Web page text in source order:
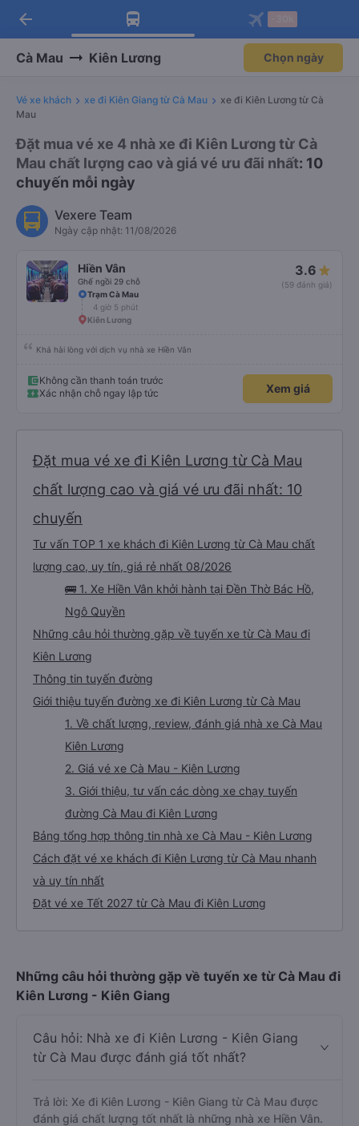
Tải app Vexere ngay!
Nhận ưu đãi thành viên độc
Mở app
Tải app Vexere
-30k/ghế khi đặt vé máy bay qua
Mở app
arrow_back
Cà Mau Kiên Lương Chọn ngày
Vé xe khách xe đi Kiên Giang từ Cà Mau
xe đi Kiên Lương từ Cà
Mau
Đặt mua vé xe 4 nhà xe đi Kiên Lương từ Cà
Mau chất lượng cao và giá vé ưu đãi nhất: 10
chuyến mỗi ngày
Vexere Team
Ngày cập nhật: 11/08/2026
Hiền Vân
Ghế ngồi 29 chỗ
3.6
(59 đánh giá)
Trạm Cà Mau
4 giờ 5 phút
Kiên Lương
Khá hài lòng với dịch vụ nhà xe Hiền Vân
Không cần thanh toán trước
Xác nhận chỗ ngay lập tức
Xem giá
Đặt mua vé xe đi Kiên Lương từ Cà Mau
chất lượng cao và giá vé ưu đãi nhất: 10
chuyến
Tư vấn TOP 1 xe khách đi Kiên Lương từ Cà Mau chất
lượng cao, uy tín, giá rẻ nhất 08/2026
🚌 1. Xe Hiền Vân khởi hành tại Đền Thờ Bác Hồ,
Ngô Quyền
Những câu hỏi thường gặp về tuyến xe từ Cà Mau đi
Kiên Lương
Thông tin tuyến đường
Giới thiệu tuyến đường xe đi Kiên Lương từ Cà Mau
1. Về chất lượng, review, đánh giá nhà xe Cà Mau
Kiên Lương
2. Giá vé xe Cà Mau - Kiên Lương
3. Giới thiệu, tư vấn các dòng xe chạy tuyến
đường Cà Mau đi Kiên Lương
Bảng tổng hợp thông tin nhà xe Cà Mau - Kiên Lương
Cách đặt vé xe khách đi Kiên Lương từ Cà Mau nhanh
và uy tín nhất
Đặt vé xe Tết 2027 từ Cà Mau đi Kiên Lương
Những câu hỏi thường gặp về tuyến xe từ Cà Mau đi
Kiên Lương - Kiên Giang
Câu hỏi: Nhà xe đi Kiên Lương - Kiên Giang
từ Cà Mau được đánh giá tốt nhất?
Trả lời: Xe đi Kiên Lương - Kiên Giang từ Cà Mau được
đánh giá chất lượng tốt nhất là những nhà xe Hiền Vân.